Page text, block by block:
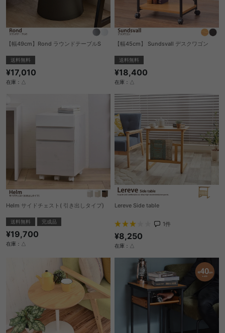
【幅49cm】Rond ラウンドテーブルS
送料無料
¥17,010
在庫：△
【幅45cm】 Sundsvall デスクワゴン
送料無料
¥18,400
在庫：△
Helm サイドチェスト( 引き出しタイプ)
送料無料 完成品
¥19,700
在庫：△
Lereve Side table
1件
¥8,250
在庫：△